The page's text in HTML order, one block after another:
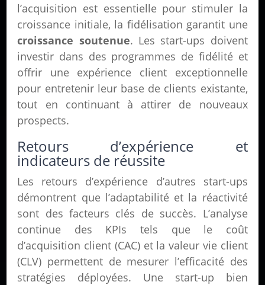
l’acquisition est essentielle pour stimuler la
croissance initiale, la fidélisation garantit une
croissance soutenue. Les start-ups doivent
investir dans des programmes de fidélité et
offrir une expérience client exceptionnelle
pour entretenir leur base de clients existante,
tout en continuant à attirer de nouveaux
prospects.
Retours d’expérience et
indicateurs de réussite
Les retours d’expérience d’autres start-ups
démontrent que l’adaptabilité et la réactivité
sont des facteurs clés de succès. L’analyse
continue des KPIs tels que le coût
d’acquisition client (CAC) et la valeur vie client
(CLV) permettent de mesurer l’efficacité des
stratégies déployées. Une start-up bien